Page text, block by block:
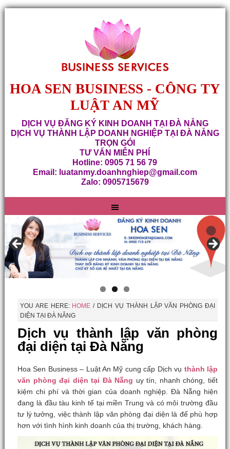
HOA SEN BUSINESS - CÔNG TY
LUẬT AN MỸ
DỊCH VỤ ĐĂNG KÝ KINH DOANH TẠI ĐÀ NẴNG
DỊCH VỤ THÀNH LẬP DOANH NGHIỆP TẠI ĐÀ NẴNG
TRỌN GÓI
TƯ VẤN MIỄN PHÍ
Hotline: 0905 71 56 79
Email: luatanmy.doanhnghiep@gmail.com
Zalo: 0905715679
YOU ARE HERE: HOME /DỊCH VỤ THÀNH LẬP VĂN PHÒNG ĐẠI
DIỆN TẠI ĐÀ NẴNG
Dịch vụ thành lập văn phòng
đại diện tại Đà Nẵng
Hoa Sen Business – Luật An Mỹ cung cấp Dịch vụ thành lập
văn phòng đại diện tại Đà Nẵng uy tín, nhanh chóng, tiết
kiệm chi phí và thời gian của doanh nghiệp. Đà Nẵng hiện
đang là đầu tàu kinh tế tại miền Trung và có môi trường đầu
tư lý tưởng, việc thành lập văn phòng đại diện là để phù hợp
hơn với tình hình kinh doanh của thị trường, khách hàng.